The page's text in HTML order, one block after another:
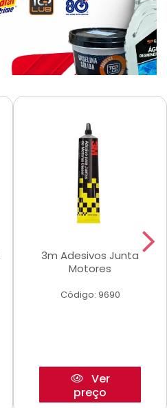
3m Adesivos Junta
Motores
Código: 9690
Ver
preço